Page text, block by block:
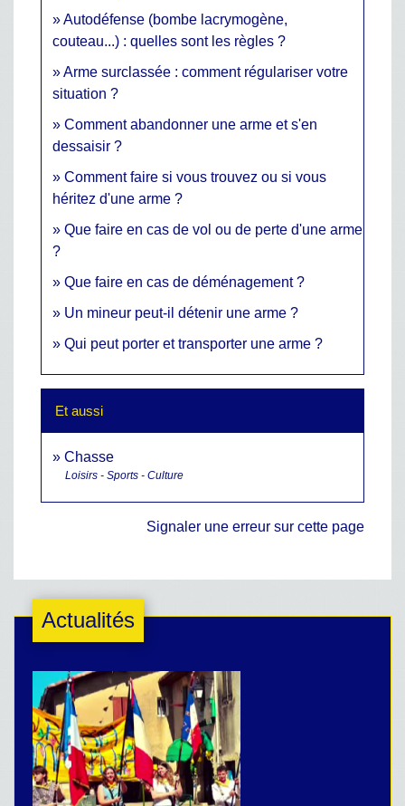
Autodéfense (bombe lacrymogène,
couteau...) : quelles sont les règles ?
Arme surclassée : comment régulariser votre
situation ?
Comment abandonner une arme et s'en
dessaisir ?
Comment faire si vous trouvez ou si vous
héritez d'une arme ?
Que faire en cas de vol ou de perte d'une arme
?
Que faire en cas de déménagement ?
Un mineur peut-il détenir une arme ?
Qui peut porter et transporter une arme ?
Et aussi
Chasse
Loisirs - Sports - Culture
Signaler une erreur sur cette page
Actualités